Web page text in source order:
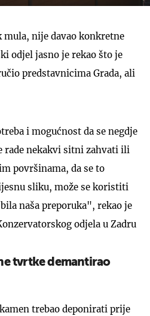
mula, nije davao konkretne
odjel jasno je rekao što je
predstavnicima Grada, ali
i mogućnost da se negdje
rade nekakvi sitni zahvati ili
površinama, da se to
sliku, može se koristiti
naša preporuka", rekao je
odjela u Zadru
tvrtke demantirao
trebao deponirati prije